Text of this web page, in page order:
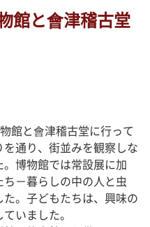
館と會津稽古堂
館と會津稽古堂に行って
通り、街並みを観察しな
博物館では常設展に加
－暮らしの中の人と虫
。子どもたちは、興味の
いました。